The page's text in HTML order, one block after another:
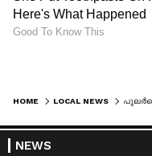
HOME LOCAL NEWS
NEWS